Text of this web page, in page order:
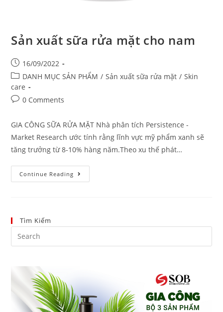
Sản xuất sữa rửa mặt cho nam
16/09/2022
DANH MỤC SẢN PHẨM / Sản xuất sữa rửa mặt / Skin
care
0 Comments
GIA CÔNG SỮA RỬA MẶT Nhà phân tích Persistence -
Market Research ước tính rằng lĩnh vực mỹ phẩm xanh sẽ
tăng trưởng từ 8-10% hàng năm.Theo xu thế phát…
Continue Reading
Tìm Kiếm